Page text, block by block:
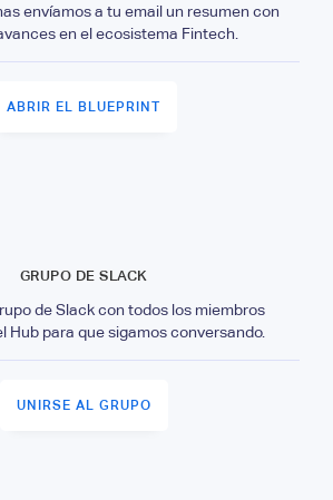
envíamos a tu email un resumen con
en el ecosistema Fintech.
ABRIR EL BLUEPRINT
GRUPO DE SLACK
de Slack con todos los miembros
Hub para que sigamos conversando.
UNIRSE AL GRUPO